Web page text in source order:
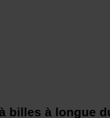
billes à longue